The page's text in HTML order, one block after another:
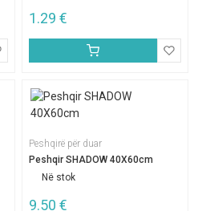
1.29 €
Peshqirë për duar
Peshqir SHADOW 40X60cm
Në stok
9.50 €